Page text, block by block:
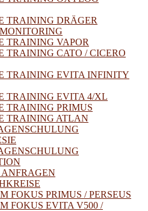
TRAINING DRÄGER
TRAINING VAPOR
TRAINING CATO / CICERO
TRAINING EVITA INFINITY
TRAINING EVITA 4/XL
TRAINING PRIMUS
TRAINING ATLAN
FOKUS PRIMUS / PERSEUS
FOKUS EVITA V500 /